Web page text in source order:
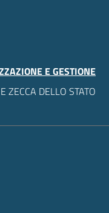
E GESTIONE
ZECCA DELLO STATO